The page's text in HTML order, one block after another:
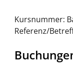
Kursnummer:
Referenz/